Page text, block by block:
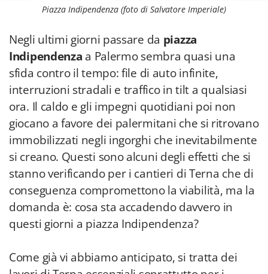
Piazza Indipendenza (foto di Salvatore Imperiale)
Negli ultimi giorni passare da piazza
Indipendenza a Palermo sembra quasi una
sfida contro il tempo: file di auto infinite,
interruzioni stradali e traffico in tilt a qualsiasi
ora. Il caldo e gli impegni quotidiani poi non
giocano a favore dei palermitani che si ritrovano
immobilizzati negli ingorghi che inevitabilmente
si creano. Questi sono alcuni degli effetti che si
stanno verificando per i cantieri di Terna che di
conseguenza compromettono la viabilità, ma la
domanda è: cosa sta accadendo davvero in
questi giorni a piazza Indipendenza?
Come già vi abbiamo anticipato, si tratta dei